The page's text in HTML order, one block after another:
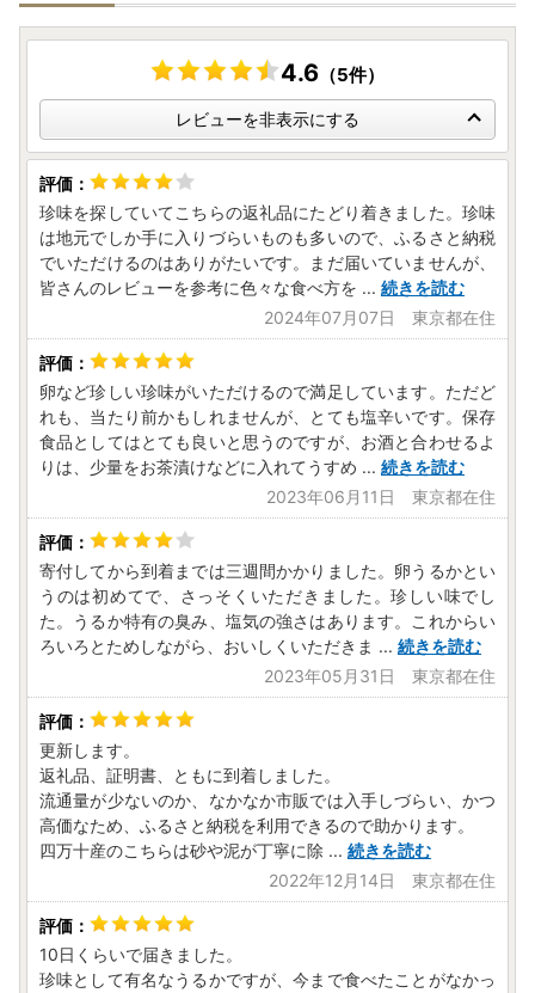
また、年末のお申込みの増加に伴いまして、記載している
配送内容・配送のご希望に添えない場合がございますので予
めご了承ください。
＜ふるさと納税の対象となる地方団体の指定について＞
令和7年9月26日、四万十町は総務大臣よりふるさと納税
制度の適合地方団体として通知をうけました。
これに伴い、2025年10月1日から2026年9月30日の間、
ふるさと納税制度の指定自治体として寄附額のうち2,000円
を超える部分を所得税、住民税から控除できる制度に引き続
き参加いたします。
四万十町はふるさと納税の趣旨を遵守するとともに、引き
続き多くのかたにご支援をいただけるよう努めて参ります。
今後ともどうぞ宜しくお願いいたします。
4.6 （5件）
レビューを非表示にする
珍味を探していてこちらの返礼品にたどり着きました。珍味
は地元でしか手に入りづらいものも多いので、ふるさと納税
でいただけるのはありがたいです。まだ届いていませんが、
皆さんのレビューを参考に色々な食べ方を ... 続きを読む
2024年07月07日 東京都在住
卵など珍しい珍味がいただけるので満足しています。ただど
れも、当たり前かもしれませんが、とても塩辛いです。保存
食品としてはとても良いと思うのですが、お酒と合わせるよ
りは、少量をお茶漬けなどに入れてうすめ ... 続きを読む
2023年06月11日 東京都在住
寄付してから到着までは三週間かかりました。卵うるかとい
うのは初めてで、さっそくいただきました。珍しい味でし
た。うるか特有の臭み、塩気の強さはあります。これからい
ろいろとためしながら、おいしくいただきま ... 続きを読む
2023年05月31日 東京都在住
更新します。
返礼品、証明書、ともに到着しました。
流通量が少ないのか、なかなか市販では入手しづらい、かつ
高価なため、ふるさと納税を利用できるので助かります。
四万十産のこちらは砂や泥が丁寧に除 ... 続きを読む
2022年12月14日 東京都在住
10日くらいで届きました。
珍味として有名なうるかですが、今まで食べたことがなかっ